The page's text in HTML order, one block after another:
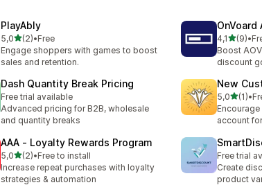
PlayAbly
5,05 yıldız üzerinden
(2)
toplam 2 değerlendirme
•Free
Engage shoppers with games to boost
sales and retention.
OnVoard
4,15 yıldız
(9)
toplam 9
•
Boost
discount
Dash Quantity Break Pricing
Free trial available
Advanced pricing for B2B, wholesale
and quantity breaks
New
5,05 (1)
toplam 1•
account
AAA ‑ Loyalty Rewards Program
5,05 yıldız üzerinden
(2)
toplam 2 değerlendirme
•Free to install
Increase repeat purchases with loyalty
strategies & automation
Free trial
Create
product